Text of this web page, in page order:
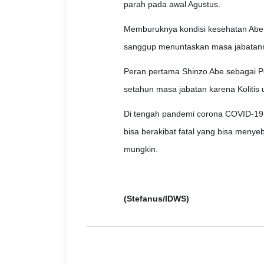
parah pada awal Agustus.
Memburuknya kondisi kesehatan
sanggup menuntaskan masa
Peran pertama Shinzo Abe sebagai
setahun masa jabatan karena
Di tengah pandemi corona COVID-
bisa berakibat fatal yang bisa
mungkin.
(Stefanus/IDWS)